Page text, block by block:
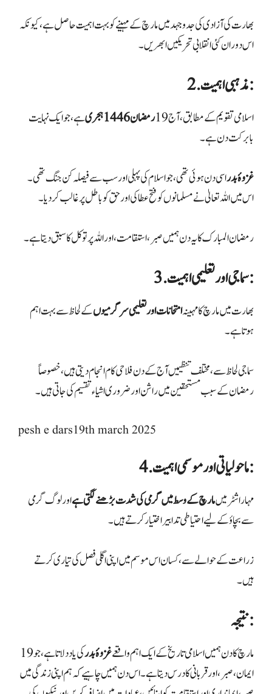
بھارت کی آزادی کی جدوجہد میں مارچ کے مہینے کو بہت اہمیت حاصل ہے، کیونکہ
اس دوران کئی انقلابی تحریکیں ابھریں۔
2. مذہبی اہمیت:
اسلامی تقویم کے مطابق، آج19 رمضان 1446 ہجری
ہے، جو ایک نہایت
بابرکت دن ہے۔
غزوۂ بدراسی دن ہوئی تھی، جو اسلام کی پہلی اور سب سے فیصلہ کن جنگ تھی۔
اس میں اللہ تعالیٰ نے مسلمانوں کو فتح عطا کی اور حق کو باطل پر غالب کر دیا۔
رمضان المبارک کا یہ دن ہمیں صبر، استقامت، اور اللہ پر توکل کا سبق دیتا ہے۔
3. سماجی اور تعلیمی اہمیت:
بھارت میں مارچ کا مہینہامتحانات اور تعلیمی سرگرمیوںکے لحاظ سے بہت اہم
ہوتا ہے۔
سماجی لحاظ سے، مختلف تنظیمیں آج کے دن فلاحی کام انجام دیتی ہیں، خصوصاً
رمضان کے سبب مستحقین میں راشن اور ضروری اشیاء تقسیم کی جاتی ہیں۔
pesh e dars19th march 2025
4. ماحولیاتی اور موسمی اہمیت:
مہاراشٹر میںمارچ کے وسط میں گرمی کی شدت بڑھنے لگتی ہےاور لوگ گرمی
سے بچاؤ کے لیے احتیاطی تدابیر اختیار کرتے ہیں۔
زراعت کے حوالے سے، کسان اس موسم میں اپنی اگلی فصل کی تیاری کرتے
ہیں۔
نتیجہ:
19 مارچ کا دن ہمیں اسلامی تاریخ کے ایک اہم واقعےغزوۂ بدرکی یاد دلاتا ہے، جو
ایمان، صبر، اور قربانی کا درس دیتا ہے۔ اس دن ہمیں چاہیے کہ ہم اپنی زندگی میں